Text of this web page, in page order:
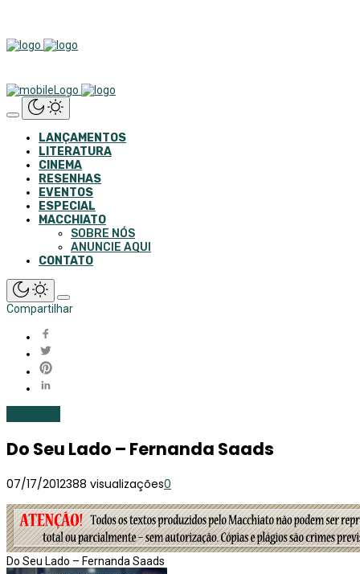
LANÇAMENTOS
LITERATURA
CINEMA
RESENHAS
EVENTOS
ESPECIAL
MACCHIATO
SOBRE NÓS
ANUNCIE AQUI
CONTATO
Compartilhar
Do Seu Lado – Fernanda Saads
07/17/2012388 visualizações0
Do Seu Lado – Fernanda Saads